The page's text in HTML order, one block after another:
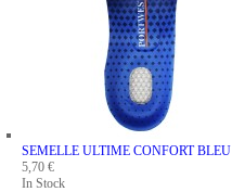
SEMELLE ULTIME CONFORT BLEU
5,70 €
In Stock